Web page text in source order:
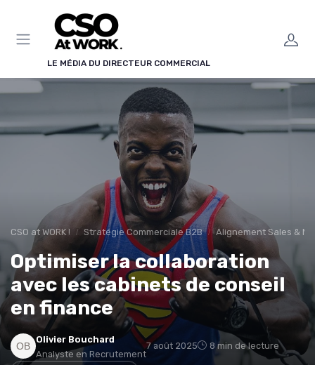
LE MÉDIA DU DIRECTEUR COMMERCIAL
CSO at WORK ! Stratégie Commerciale B2B Alignement Sales &
Optimiser la collaboration
avec les cabinets de conseil
en finance
Olivier Bouchard
Analyste en Recrutement
7 août 2025 8 min de lecture